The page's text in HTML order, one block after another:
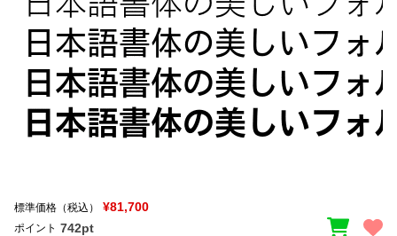
標準価格（税込） ¥81,700
ポイント 742pt